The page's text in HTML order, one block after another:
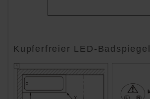
Kupferfreier LED-Badspiegel